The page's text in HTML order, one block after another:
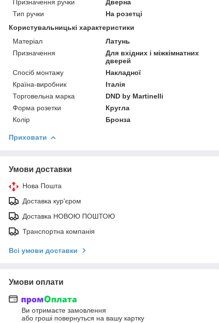
Призначення ручки
Дверна
Тип ручки
На розетці
Користувальницькі характеристики
Матеріал
Латунь
Призначення
Для вхідних і міжкімнатних
дверей
Спосіб монтажу
Накладної
Країна-виробник
Італія
Торговельна марка
DND by Martinelli
Форма розетки
Кругла
Колір
Бронза
Приховати
Умови доставки
Нова Пошта
Доставка кур'єром
Доставка НОВОЮ ПОШТОЮ
Транспортна компанія
Всі умови доставки
Умови оплати
Ви отримаєте замовлення
або гроші повернуться на вашу картку